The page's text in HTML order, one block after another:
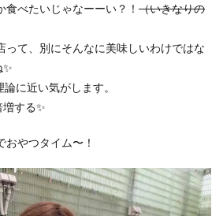
べたいじゃなーーい？！ （いきなりの
って、別にそんなに美味しいわけではな
に近い気がします。
する✨
おやつタイム〜！